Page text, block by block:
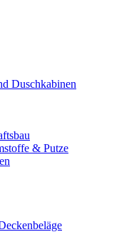
Duschkabinen
& Putze